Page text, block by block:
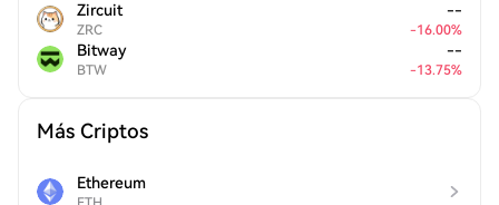
Zircuit
ZRC
--
-16.00%
Bitway
BTW
--
-13.75%
Más Criptos
Ethereum